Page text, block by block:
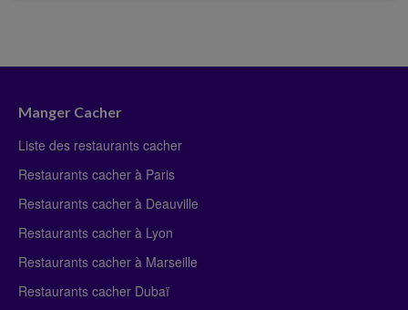
Manger Cacher
Liste des restaurants cacher
Restaurants cacher à Paris
Restaurants cacher à Deauville
Restaurants cacher à Lyon
Restaurants cacher à Marseille
Restaurants cacher Dubaï